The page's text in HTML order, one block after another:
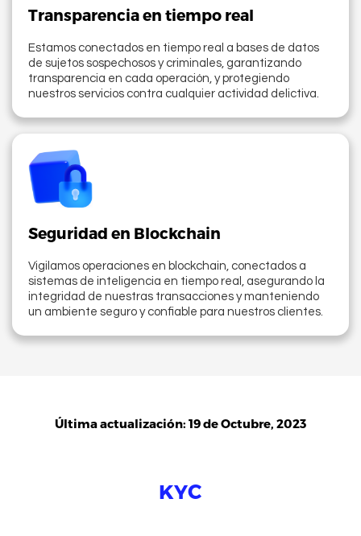
Transparencia en tiempo real
Estamos conectados en tiempo real a bases de datos
de sujetos sospechosos y criminales, garantizando
transparencia en cada operación, y protegiendo
nuestros servicios contra cualquier actividad delictiva.
Seguridad en Blockchain
Vigilamos operaciones en blockchain, conectados a
sistemas de inteligencia en tiempo real, asegurando la
integridad de nuestras transacciones y manteniendo
un ambiente seguro y confiable para nuestros clientes.
Última actualización: 19 de Octubre, 2023
KYC